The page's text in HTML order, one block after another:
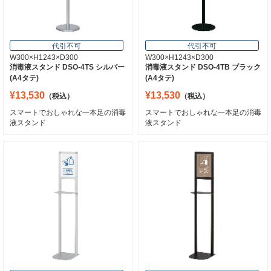
代引不可
W300×H1243×D300
消毒液スタンド DSO-4TS シルバー
(A4タテ)
¥13,530 （税込）
スマートでおしゃれな一本足の消毒
液スタンド
代引不可
W300×H1243×D300
消毒液スタンド DSO-4TB ブラック
(A4タテ)
¥13,530 （税込）
スマートでおしゃれな一本足の消毒
液スタンド